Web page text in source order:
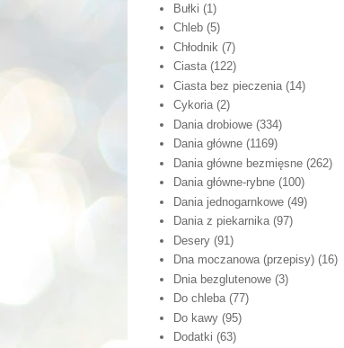
Bułki (1)
Chleb (5)
Chłodnik (7)
Ciasta (122)
Ciasta bez pieczenia (14)
Cykoria (2)
Dania drobiowe (334)
Dania główne (1169)
Dania główne bezmięsne (262)
Dania główne-rybne (100)
Dania jednogarnkowe (49)
Dania z piekarnika (97)
Desery (91)
Dna moczanowa (przepisy) (16)
Dnia bezglutenowe (3)
Do chleba (77)
Do kawy (95)
Dodatki (63)